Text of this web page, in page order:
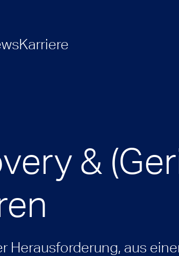
Karriere
&
Herausforderung, aus